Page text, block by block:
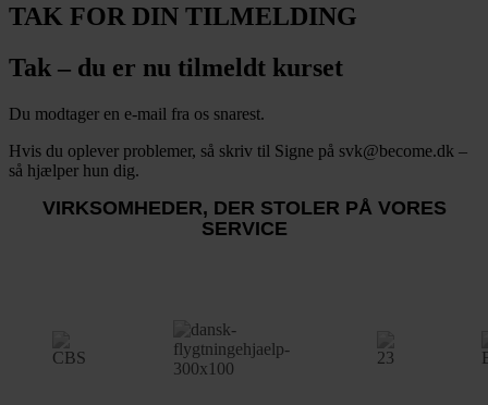
TAK FOR DIN TILMELDING
Tak – du er nu tilmeldt kurset
Du modtager en e-mail fra os snarest.
Hvis du oplever problemer, så skriv til Signe på svk@become.dk –
så hjælper hun dig.
VIRKSOMHEDER, DER STOLER PÅ VORES
SERVICE